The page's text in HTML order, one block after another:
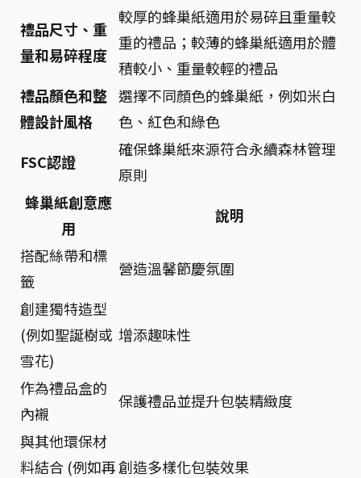
禮品尺寸、重
量和易碎程度
較厚的蜂巢紙適用於易碎且重量較
重的禮品；較薄的蜂巢紙適用於體
積較小、重量較輕的禮品
禮品顏色和整
體設計風格
選擇不同顏色的蜂巢紙，例如米白
色、紅色和綠色
FSC認證
確保蜂巢紙來源符合永續森林管理
原則
蜂巢紙創意應
用
說明
搭配絲帶和標
籤
營造溫馨節慶氛圍
創建獨特造型
(例如聖誕樹或
雪花)
增添趣味性
作為禮品盒的
內襯
保護禮品並提升包裝精緻度
與其他環保材
料結合 (例如再創造多樣化包裝效果